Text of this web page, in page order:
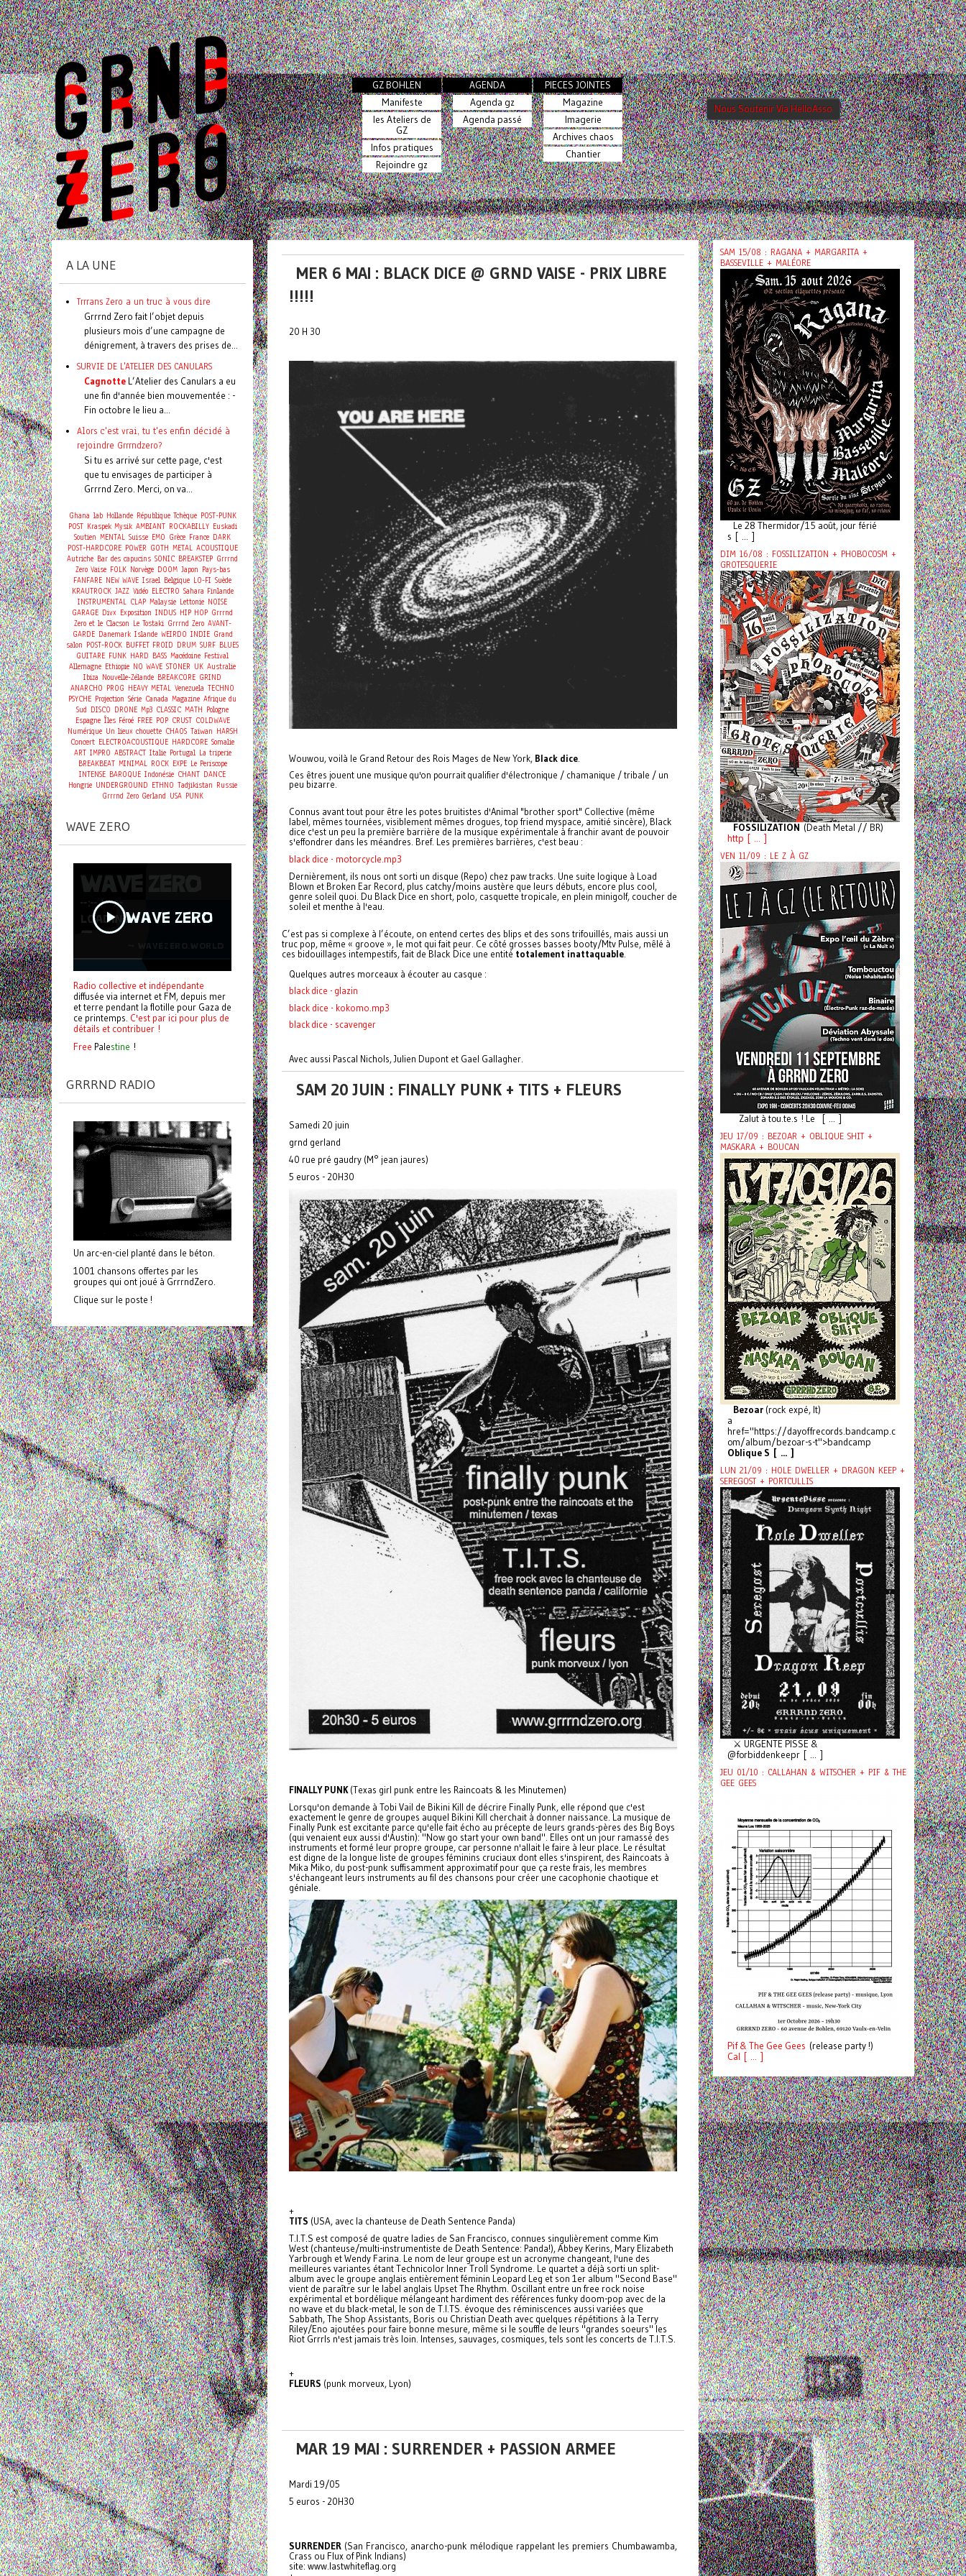
GZ BOHLEN
Manifeste
les Ateliers de
GZ
Infos pratiques
Rejoindre gz
AGENDA
Agenda gz
Agenda passé
PIECES JOINTES
Magazine
Imagerie
Archives chaos
Chantier
Nous Soutenir Via HelloAsso
MER 6 MAI : BLACK DICE @ GRND VAISE - PRIX LIBRE
!!!!!
20 H 30
Wouwou, voilà le Grand Retour des Rois Mages de New York, Black dice
Ces êtres jouent une musique qu'on pourrait qualifier d'électronique / chamanique / tribale / un
peu bizarre.
Connus avant tout pour être les potes bruitistes d'Animal "brother sport" Collective (même
label, mêmes tournées, visiblement mêmes drogues, top friend myspace, amitié sincère), Black
dice c'est un peu la première barrière de la musique expérimentale à franchir avant de pouvoir
s'effondrer dans les méandres. Bref. Les premières barrières, c'est beau :
black dice - motorcycle.mp3
Dernièrement, ils nous ont sorti un disque (Repo) chez paw tracks. Une suite logique à Load
Blown et Broken Ear Record, plus catchy/moins austère que leurs débuts, encore plus cool,
genre soleil quoi. Du Black Dice en short, polo, casquette tropicale, en plein minigolf, coucher de
soleil et menthe à l'eau.
C’est pas si complexe à l’écoute, on entend certes des blips et des sons trifouillés, mais aussi un
truc pop, même « groove », le mot qui fait peur. Ce côté grosses basses booty/Mtv Pulse, mêlé à
ces bidouillages intempestifs, fait de Black Dice une entité totalement inattaquable
Quelques autres morceaux à écouter au casque :
black dice - glazin
black dice - kokomo.mp3
black dice - scavenger
Avec aussi Pascal Nichols, Julien Dupont et Gael Gallagher.
SAM 20 JUIN : FINALLY PUNK + TITS + FLEURS
Samedi 20 juin
grnd gerland
40 rue pré gaudry (M° jean jaures)
5 euros - 20H30
FINALLY PUNK(Texas girl punk entre les Raincoats & les Minutemen)
Lorsqu'on demande à Tobi Vail de Bikini Kill de décrire Finally Punk, elle répond que c'est
exactement le genre de groupes auquel Bikini Kill cherchait à donner naissance. La musique de
Finally Punk est excitante parce qu'elle fait écho au précepte de leurs grands-pères des Big Boys
(qui venaient eux aussi d'Austin): "Now go start your own band". Elles ont un jour ramassé des
instruments et formé leur propre groupe, car personne n'allait le faire à leur place. Le résultat
est digne de la longue liste de groupes féminins cruciaux dont elles s'inspirent, des Raincoats à
Mika Miko, du post-punk suffisamment approximatif pour que ça reste frais, les membres
s'échangeant leurs instruments au fil des chansons pour créer une cacophonie chaotique et
géniale.
+
TITS (USA, avec la chanteuse de Death Sentence Panda)
T.I.T.S est composé de quatre ladies de San Francisco, connues singulièrement comme Kim
West (chanteuse/multi-instrumentiste de Death Sentence: Panda!), Abbey Kerins, Mary Elizabeth
Yarbrough et Wendy Farina. Le nom de leur groupe est un acronyme changeant, l'une des
meilleures variantes étant Technicolor Inner Troll Syndrome. Le quartet a déjà sorti un split-
album avec le groupe anglais entièrement féminin Leopard Leg et son 1er album "Second Base"
vient de paraître sur le label anglais Upset The Rhythm. Oscillant entre un free rock noise
expérimental et bordélique mélangeant hardiment des références funky doom-pop avec de la
no wave et du black-metal, le son de T.I.TS. évoque des réminiscences aussi variées que
Sabbath, The Shop Assistants, Boris ou Christian Death avec quelques répétitions à la Terry
Riley/Eno ajoutées pour faire bonne mesure, même si le souffle de leurs "grandes soeurs" les
Riot Grrrls n'est jamais très loin. Intenses, sauvages, cosmiques, tels sont les concerts de T.I.T.S.
+
FLEURS (punk morveux, Lyon)
MAR 19 MAI : SURRENDER + PASSION ARMEE
Mardi 19/05
5 euros - 20H30
SURRENDER (San Francisco, anarcho-punk mélodique rappelant les premiers Chumbawamba,
Crass ou Flux of Pink Indians)
site: www.lastwhiteflag.org
A LA UNE
Trrrans Zero a un truc à vous dire
Grrrnd Zero fait l’objet depuis
plusieurs mois d’une campagne de
dénigrement, à travers des prises de...
SURVIE DE L'ATELIER DES CANULARS
Cagnotte L’Atelier des Canulars a eu
une fin d'année bien mouvementée : -
Fin octobre le lieu a...
Alors c'est vrai, tu t'es enfin décidé à
rejoindre Grrrndzero?
Si tu es arrivé sur cette page, c'est
que tu envisages de participer à
Grrrnd Zero. Merci, on va...
Ghana lab Hollande République Tchèque POST-PUNK
POST Kraspek Mysik AMBIANT ROCKABILLY Euskadi
Soutien MENTAL Suisse EMO Grèce France DARK
POST-HARDCORE POWER GOTH METAL ACOUSTIQUE
Autriche Bar des capucins SONIC BREAKSTEP Grrrnd
Zero Vaise FOLK Norvège DOOM Japon Pays-bas
FANFARE NEW WAVE Israel Belgique LO-FI Suède
KRAUTROCK JAZZ Vidéo ELECTRO Sahara Finlande
INSTRUMENTAL CLAP Malaysie Lettonie NOISE
GARAGE Divx Exposition INDUS HIP HOP Grrrnd
Zero et le Clacson Le Tostaki Grrrnd Zero AVANT-
GARDE Danemark Islande WEIRDO INDIE Grand
salon POST-ROCK BUFFET FROID DRUM SURF BLUES
GUITARE FUNK HARD BASS Macédoine Festival
Allemagne Ethiopie NO WAVE STONER UK Australie
Ibiza Nouvelle-Zélande BREAKCORE GRIND
ANARCHO PROG HEAVY METAL Venezuela TECHNO
PSYCHE Projection Série Canada Magazine Afrique du
Sud DISCO DRONE Mp3 CLASSIC MATH Pologne
Espagne Îles Féroé FREE POP CRUST COLDWAVE
Numérique Un lieux chouette CHAOS Taiwan HARSH
Concert ELECTROACOUSTIQUE HARDCORE Somalie
ART IMPRO ABSTRACT Italie Portugal La triperie
BREAKBEAT MINIMAL ROCK EXPE Le Periscope
INTENSE BAROQUE Indonésie CHANT DANCE
Hongrie UNDERGROUND ETHNO Tadjikistan Russie
Grrrnd Zero Gerland USA PUNK
WAVE ZERO
Radio collective et indépendante
diffusée via internet et FM, depuis mer
et terre pendant la flotille pour Gaza de
ce printemps. C'est par ici pour plus de
détails et contribuer !
Free Palestine !
GRRRND RADIO
Un arc-en-ciel planté dans le béton.
1001 chansons offertes par les
groupes qui ont joué à GrrrndZero.
Clique sur le poste !
SAM 15/08 : RAGANA + MARGARITA +
BASSEVILLE + MALÉORE
Le 28 Thermidor/15 août, jour férié
s [ ... ]
DIM 16/08 : FOSSILIZATION + PHOBOCOSM +
GROTESQUERIE
FOSSILIZATION (Death Metal // BR)
http [ ... ]
VEN 11/09 : LE Z À GZ
Zalut à tou.te.s ! Le [ ... ]
JEU 17/09 : BEZOAR + OBLIQUE SHIT +
MASKARA + BOUCAN
Bezoar (rock expé, It)
a
href="https://dayoffrecords.bandcamp.c
om/album/bezoar-s-t">bandcamp
Oblique S [ ... ]
LUN 21/09 : HOLE DWELLER + DRAGON KEEP +
SEREGOST + PORTCULLIS
⚔️ URGENTE PISSE &
@forbiddenkeepr [ ... ]
JEU 01/10 : CALLAHAN & WITSCHER + PIF & THE
GEE GEES
Pif& The Gee Gees (release party !)
Cal [ ... ]